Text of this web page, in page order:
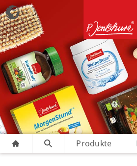
Produkte